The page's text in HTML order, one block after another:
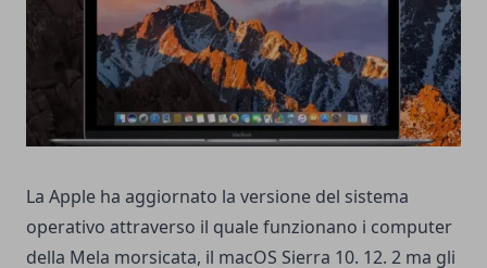
La Apple ha aggiornato la versione del sistema
operativo attraverso il quale funzionano i computer
della Mela morsicata, il macOS Sierra 10. 12. 2 ma gli